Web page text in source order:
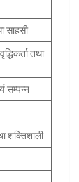
साहसी
तथा
सम्पन्न
शक्तिशाली